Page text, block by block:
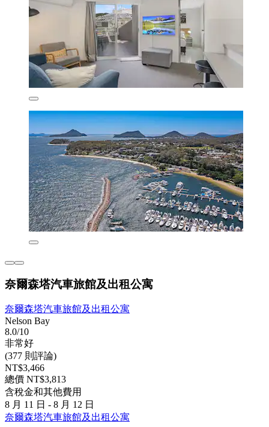
奈爾森塔汽車旅館及出租公寓
奈爾森塔汽車旅館及出租公寓
Nelson Bay
8.0/10
非常好
(377 則評論)
NT$3,466
總價 NT$3,813
含稅金和其他費用
8 月 11 日 - 8 月 12 日
奈爾森塔汽車旅館及出租公寓